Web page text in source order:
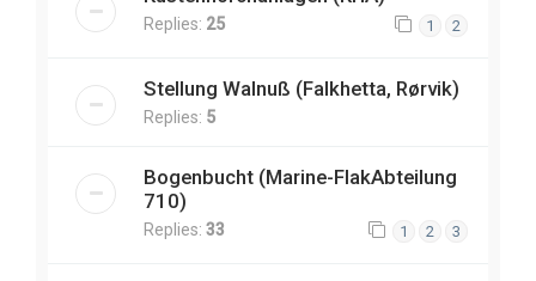
Replies: 25 1 2
Stellung Walnuß (Falkhetta, Rørvik)
Replies: 5
Bogenbucht (Marine-FlakAbteilung
710)
Replies: 33 1 2 3